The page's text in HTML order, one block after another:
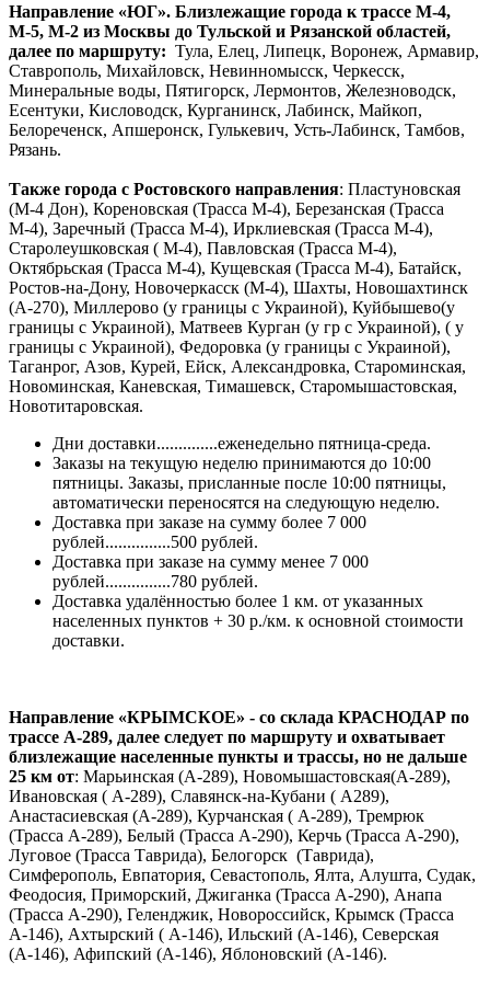
Направление «ЮГ». Близлежащие города к трассе М-4,
М-5, М-2 из Москвы до Тульской и Рязанской областей,
далее по маршруту: Тула, Елец, Липецк, Воронеж, Армавир,
Ставрополь, Михайловск, Невинномысск, Черкесск,
Минеральные воды, Пятигорск, Лермонтов, Железноводск,
Есентуки, Кисловодск, Курганинск, Лабинск, Майкоп,
Белореченск, Апшеронск, Гулькевич, Усть-Лабинск, Тамбов,
Рязань.
Также города с Ростовского направления: Пластуновская
(М-4 Дон), Кореновская (Трасса М-4), Березанская (Трасса
М-4), Заречный (Трасса М-4), Ирклиевская (Трасса М-4),
Старолеушковская ( М-4), Павловская (Трасса М-4),
Октябрьская (Трасса М-4), Кущевская (Трасса М-4), Батайск,
Ростов-на-Дону, Новочеркасск (М-4), Шахты, Новошахтинск
(А-270), Миллерово (у границы с Украиной), Куйбышево(у
границы с Украиной), Матвеев Курган (у гр с Украиной), ( у
границы с Украиной), Федоровка (у границы с Украиной),
Таганрог, Азов, Курей, Ейск, Александровка, Староминская,
Новоминская, Каневская, Тимашевск, Старомышастовская,
Новотитаровская.
Дни доставки..............еженедельно пятница-среда.
Заказы на текущую неделю принимаются до 10:00
пятницы. Заказы, присланные после 10:00 пятницы,
автоматически переносятся на следующую неделю.
Доставка при заказе на сумму более 7 000
рублей...............500 рублей.
Доставка при заказе на сумму менее 7 000
рублей...............780 рублей.
Доставка удалённостью более 1 км. от указанных
населенных пунктов + 30 р./км. к основной стоимости
доставки.
Направление «КРЫМСКОЕ» - со склада КРАСНОДАР по
трассе А-289, далее следует по маршруту и охватывает
близлежащие населенные пункты и трассы, но не дальше
25 км от: Марьинская (А-289), Новомышастовская(А-289),
Ивановская ( А-289), Славянск-на-Кубани ( А289),
Анастасиевская (А-289), Курчанская ( А-289), Тремрюк
(Трасса А-289), Белый (Трасса А-290), Керчь (Трасса А-290),
Луговое (Трасса Таврида), Белогорск (Таврида),
Симферополь, Евпатория, Севастополь, Ялта, Алушта, Судак,
Феодосия, Приморский, Джиганка (Трасса А-290), Анапа
(Трасса А-290), Геленджик, Новороссийск, Крымск (Трасса
А-146), Ахтырский ( А-146), Ильский (А-146), Северская
(А-146), Афипский (А-146), Яблоновский (А-146).